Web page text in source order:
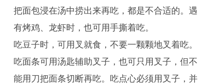
把面包浸在汤中捞出来再吃，都是不合适的。遇
有烤鸡、龙虾时，也可用手撕着吃。
吃豆子时，可用叉就食，不要一颗颗地叉着吃。
吃面条可用汤匙辅助叉子，也可只用叉子，但不
能用刀把面条切断再吃。吃点心必须用叉子，并